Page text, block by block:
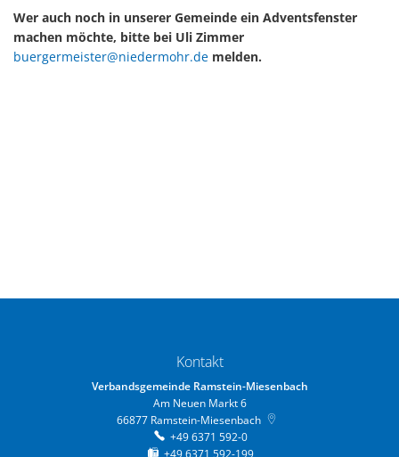
Wer auch noch in unserer Gemeinde ein Adventsfenster
machen möchte, bitte bei Uli Zimmer
buergermeister@niedermohr.de melden.
Kontakt
Verbandsgemeinde Ramstein-Miesenbach
Am Neuen Markt 6
66877 Ramstein-Miesenbach
+49 6371 592-0
+49 6371 592-199